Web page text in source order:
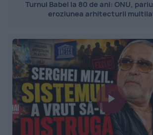
Turnul Babel la 80 de ani: ONU,
eroziunea arhitecturii